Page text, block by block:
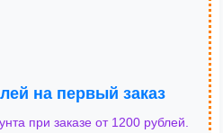
на первый заказ
при заказе от 1200 рублей.